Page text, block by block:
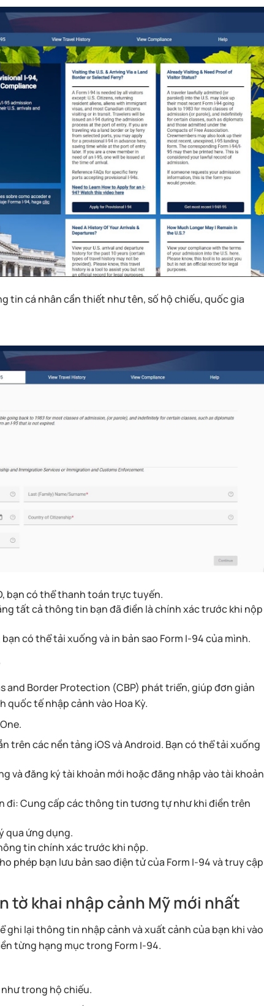
tin cá nhân cần thiết như tên, số hộ chiếu, quốc gia
bạn có thể thanh toán trực tuyến.
tất cả thông tin bạn đã điền là chính xác trước khi nộp
có thể tải xuống và in bản sao Form I-94 của mình.
and Border Protection (CBP) phát triển, giúp đơn giản
quốc tế nhập cảnh vào Hoa Kỳ.
trên các nền tảng iOS và Android. Bạn có thể tải xuống
và đăng ký tài khoản mới hoặc đăng nhập vào tài khoản
Cung cấp các thông tin tương tự như khi điền trên
qua ứng dụng.
tin chính xác trước khi nộp.
phép bạn lưu bản sao điện tử của Form I-94 và truy cập
tờ khai nhập cảnh Mỹ mới nhất
ghi lại thông tin nhập cảnh và xuất cảnh của bạn khi vào
từng hạng mục trong Form I-94.
như trong hộ chiếu.